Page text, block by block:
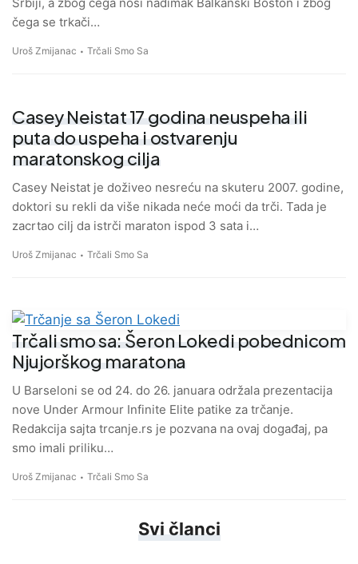
Srbiji, a zbog čega nosi nadimak Balkanski Boston i zbog
čega se trkači…
Uroš Zmijanac Trčali Smo Sa
Casey Neistat 17 godina neuspeha ili
puta do uspeha i ostvarenju
maratonskog cilja
Casey Neistat je doživeo nesreću na skuteru 2007. godine,
doktori su rekli da više nikada neće moći da trči. Tada je
zacrtao cilj da istrči maraton ispod 3 sata i…
Uroš Zmijanac Trčali Smo Sa
Trčali smo sa: Šeron Lokedi pobednicom
Njujorškog maratona
U Barseloni se od 24. do 26. januara održala prezentacija
nove Under Armour Infinite Elite patike za trčanje.
Redakcija sajta trcanje.rs je pozvana na ovaj događaj, pa
smo imali priliku…
Uroš Zmijanac Trčali Smo Sa
Svi članci